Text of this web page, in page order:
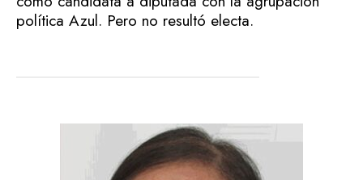
política Azul. Pero no resultó electa.